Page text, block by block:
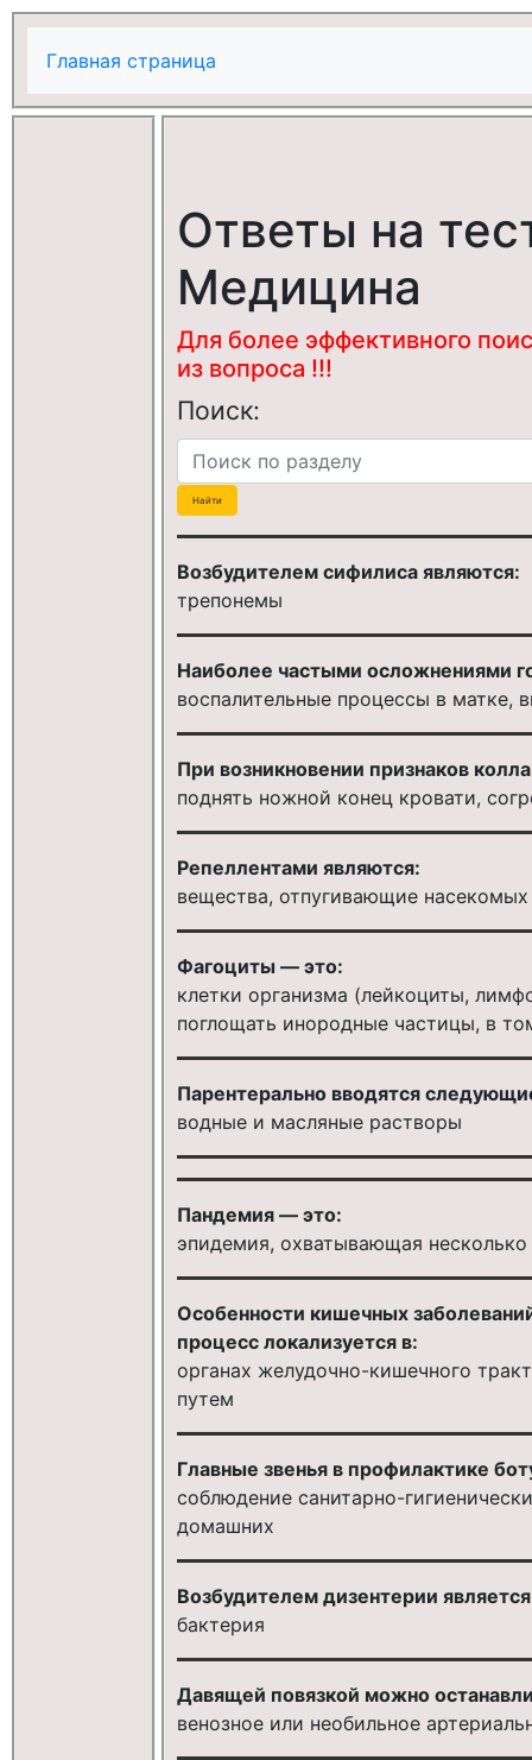
Главная страница
Ответы на
Медицина
Для более эффективного
из вопроса !!!
Поиск:
Возбудителем сифилиса являются:
трепонемы
Наиболее частыми осложнениями
воспалительные процессы в матке,
При возникновении признаков
поднять ножной конец кровати,
Репеллентами являются:
вещества, отпугивающие насекомых
Фагоциты — это:
клетки организма (лейкоциты,
поглощать инородные частицы, в
Парентерально вводятся
водные и масляные растворы
Пандемия — это:
эпидемия, охватывающая
Особенности кишечных
процесс локализуется в:
органах желудочно-кишечного
путем
Главные звенья в профилактике
соблюдение санитарно-
домашних
Возбудителем дизентерии
бактерия
Давящей повязкой можно
венозное или необильное